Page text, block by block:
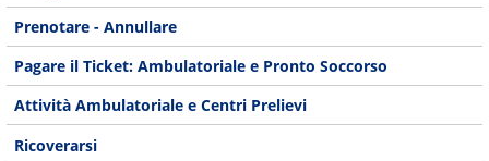
Prenotare - Annullare
Pagare il Ticket: Ambulatoriale e Pronto Soccorso
Attività Ambulatoriale e Centri Prelievi
Ricoverarsi